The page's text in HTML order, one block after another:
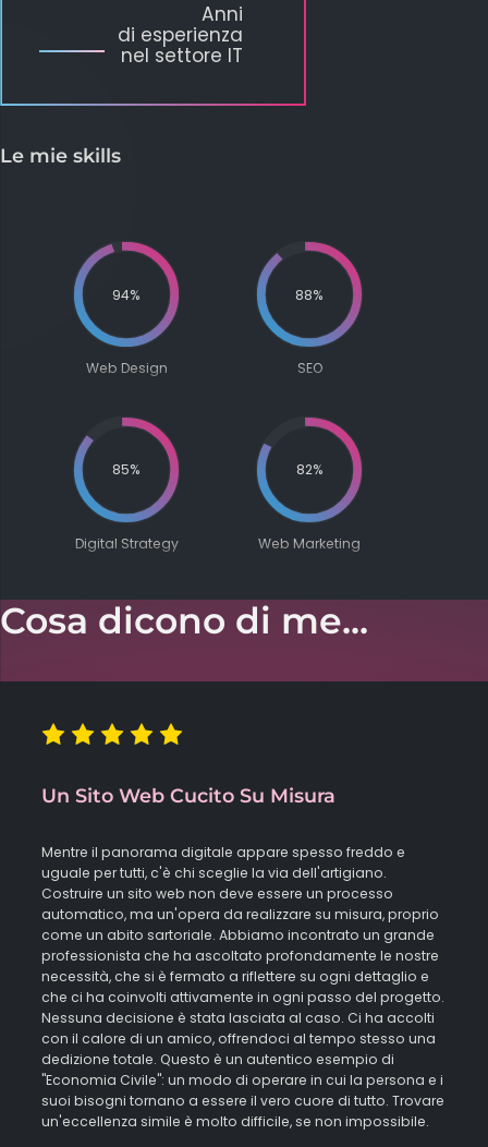
Anni
di esperienza
nel settore IT
Le mie skills
94%
Web Design
88%
SEO
85%
Digital Strategy
82%
Web Marketing
Cosa dicono di me...
Un Sito Web Cucito Su Misura
Mentre il panorama digitale appare spesso freddo e
uguale per tutti, c'è chi sceglie la via dell'artigiano.
Costruire un sito web non deve essere un processo
automatico, ma un'opera da realizzare su misura, proprio
come un abito sartoriale. Abbiamo incontrato un grande
professionista che ha ascoltato profondamente le nostre
necessità, che si è fermato a riflettere su ogni dettaglio e
che ci ha coinvolti attivamente in ogni passo del progetto.
Nessuna decisione è stata lasciata al caso. Ci ha accolti
con il calore di un amico, offrendoci al tempo stesso una
dedizione totale. Questo è un autentico esempio di
"Economia Civile": un modo di operare in cui la persona e i
suoi bisogni tornano a essere il vero cuore di tutto. Trovare
un'eccellenza simile è molto difficile, se non impossibile.